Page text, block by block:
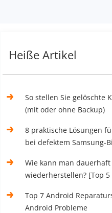
Heiße Artikel
So stellen Sie gelöschte
(mit oder ohne Backup)
8 praktische Lösungen
bei defektem Samsung-
Wie kann man dauerhaft
wiederherstellen? [Top
Top 7 Android
Android Probleme